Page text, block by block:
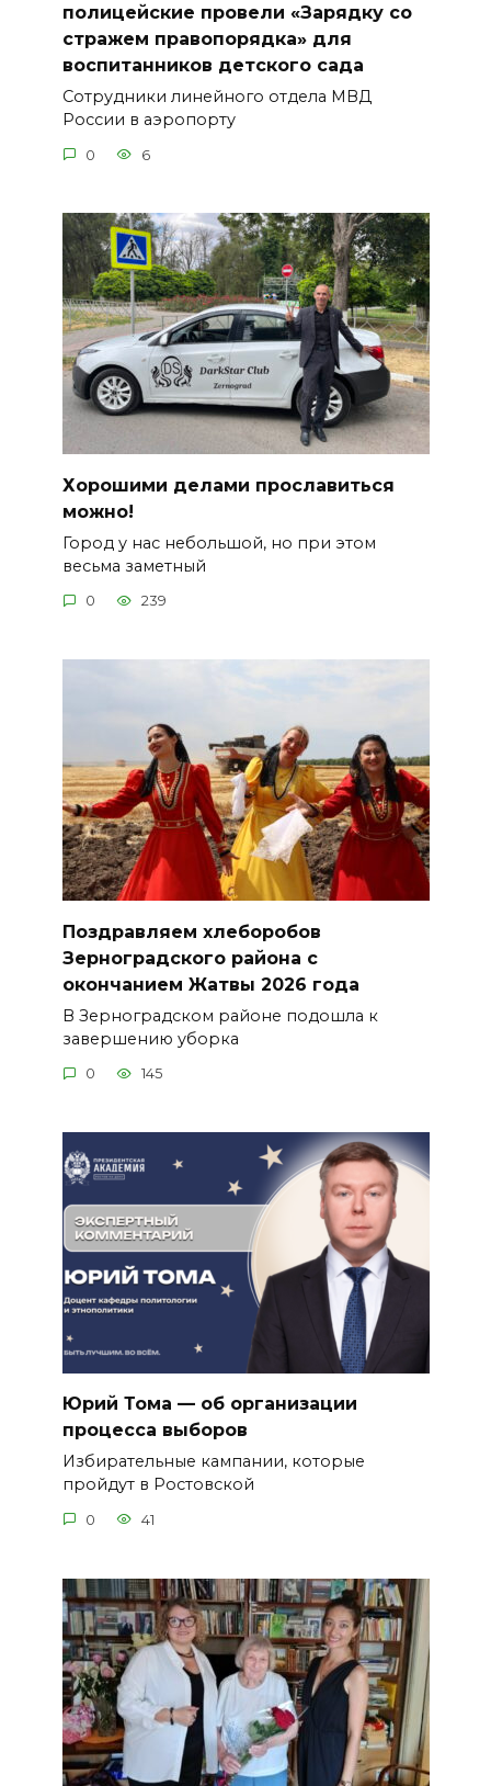
полицейские провели «Зарядку со
стражем правопорядка» для
воспитанников детского сада
Сотрудники линейного отдела МВД
России в аэропорту
0 6
Хорошими делами прославиться
можно!
Город у нас небольшой, но при этом
весьма заметный
0 239
Поздравляем хлеборобов
Зерноградского района с
окончанием Жатвы 2026 года
В Зерноградском районе подошла к
завершению уборка
0 145
Юрий Тома — об организации
процесса выборов
Избирательные кампании, которые
пройдут в Ростовской
0 41